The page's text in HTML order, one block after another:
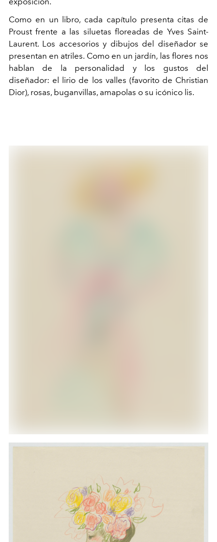
Como en un libro, cada capítulo presenta citas de
Proust frente a las siluetas floreadas de Yves Saint-
Laurent. Los accesorios y dibujos del diseñador se
presentan en atriles. Como en un jardín, las flores nos
hablan de la personalidad y los gustos del
diseñador: el lirio de los valles (favorito de Christian
Dior), rosas, buganvillas, amapolas o su icónico lis.